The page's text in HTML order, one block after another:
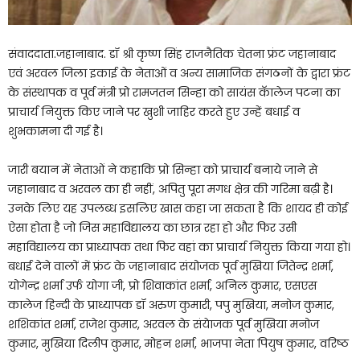
संवाददाता.जहानाबाद. डॉ श्री कृष्ण सिंह राजनैतिक चेतना फ्रंट जहानाबाद
एवं अरवल जिला इकाई के नेताओं व अन्य सामाजिक संगठनों के द्वारा फ्रंट
के संस्थापक व पूर्व मंत्री प्रो रामजतन सिन्हा को सायंस कॅालेज पटना का
प्राचार्य नियुक्त किए जाने पर खुशी जाहिर करते हुए उन्हें बधाई व
शुभकामना दी गई है।
जारी बयान में नेताओं ने कहाकि प्रो सिन्हा को प्राचार्य बनाये जाने से
जहानाबाद व अरवल का ही नहीं, अपितु पूरा मगध क्षेत्र की गरिमा बढ़ी है।
उनके लिए यह उपलब्ध इसलिए खास कहा जा सकता है कि शायद ही कोई
ऐसा होता है जो जिस महाविद्यालय का छात्र रहा हो और फिर उसी
महाविद्यालय का प्राध्यापक तथा फिर वहां का प्राचार्य नियुक्त किया गया हो।
बधाई देने वालों में फ्रंट के जहानाबाद संयोजक पूर्व मुखिया जितेन्द्र शर्मा,
योगेन्द्र शर्मा उर्फ योगा जी, प्रो शिवाकांत शर्मा, अनिल कुमार, एसएस
कालेज हिन्दी के प्राध्यापक डॉ अरुण कुमारी, पपु मुखिया, मनोज कुमार,
शशिकांत शर्मा, राजेश कुमार, अरवल के संयेाजक पूर्व मुखिया मनोज
कुमार, मुखिया दिलीप कुमार, मोहन शर्मा, भाजपा नेता पियुष कुमार, वरिष्ठ